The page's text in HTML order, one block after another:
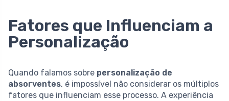
Fatores que Influenciam a
Personalização
Quando falamos sobre personalização de
absorventes, é impossível não considerar os múltiplos
fatores que influenciam esse processo. A experiência